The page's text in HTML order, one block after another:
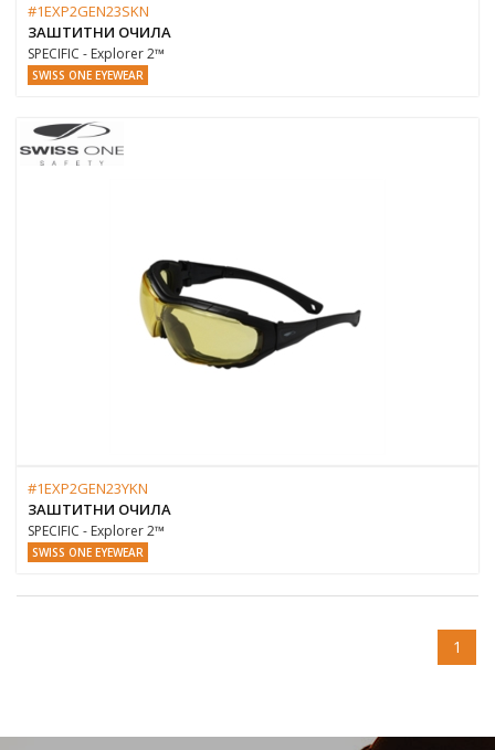
#1EXP2GEN23SKN
ЗАШТИТНИ ОЧИЛА
SPECIFIC - Explorer 2™
SWISS ONE EYEWEAR
#1EXP2GEN23YKN
ЗАШТИТНИ ОЧИЛА
SPECIFIC - Explorer 2™
SWISS ONE EYEWEAR
1